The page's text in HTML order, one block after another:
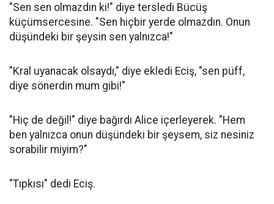
"Sen sen olmazdın ki!" diye tersledi Bücüş
küçümsercesine. "Sen hiçbir yerde olmazdın. Onun
düşündeki bir şeysin sen yalnızca!"
"Kral uyanacak olsaydı," diye ekledi Eciş, "sen püff,
diye sönerdin mum gibi!"
"Hiç de değil!" diye bağırdı Alice içerleyerek. "Hem
ben yalnızca onun düşündeki bir şeysem, siz nesiniz
sorabilir miyim?"
"Tıpkısı" dedi Eciş.